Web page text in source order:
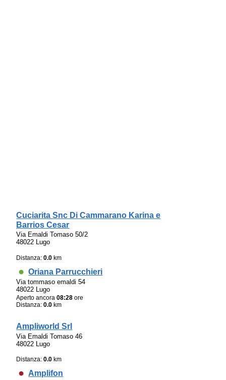
Cuciarita Snc Di Cammarano Karina e
Barrios Cesar
Via Emaldi Tomaso 50/2
48022 Lugo
Distanza:0.0 km
Oriana Parrucchieri
Via tommaso emaldi 54
48022 Lugo
Aperto ancora08:28 ore
Distanza:0.0 km
Ampliworld Srl
Via Emaldi Tomaso 46
48022 Lugo
Distanza:0.0 km
Amplifon